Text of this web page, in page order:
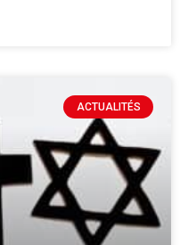
ACTUALITÉS